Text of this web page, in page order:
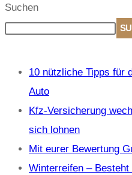
Suchen
10 nützliche Tipps für
Auto
Kfz-Versicherung
sich lohnen
Mit eurer Bewertung
Winterreifen –